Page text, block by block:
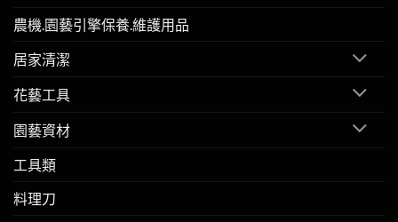
農機.園藝引擎保養.維護用品
居家清潔
花藝工具
園藝資材
工具類
料理刀